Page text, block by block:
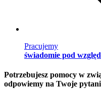
Pracujemy
świadomie pod
Potrzebujesz pomocy w
odpowiemy na Twoje